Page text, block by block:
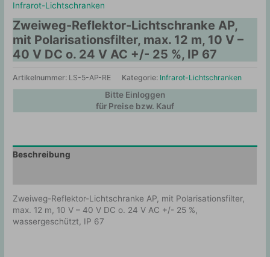
Infrarot-Lichtschranken
Zweiweg-Reflektor-Lichtschranke AP,
mit Polarisationsfilter, max. 12 m, 10 V –
40 V DC o. 24 V AC +/- 25 %, IP 67
Artikelnummer: LS-5-AP-RE Kategorie: Infrarot-Lichtschranken
Bitte Einloggen
für Preise bzw. Kauf
Beschreibung
Zweiweg-Reflektor-Lichtschranke AP, mit Polarisationsfilter,
max. 12 m, 10 V – 40 V DC o. 24 V AC +/- 25 %,
wassergeschützt, IP 67